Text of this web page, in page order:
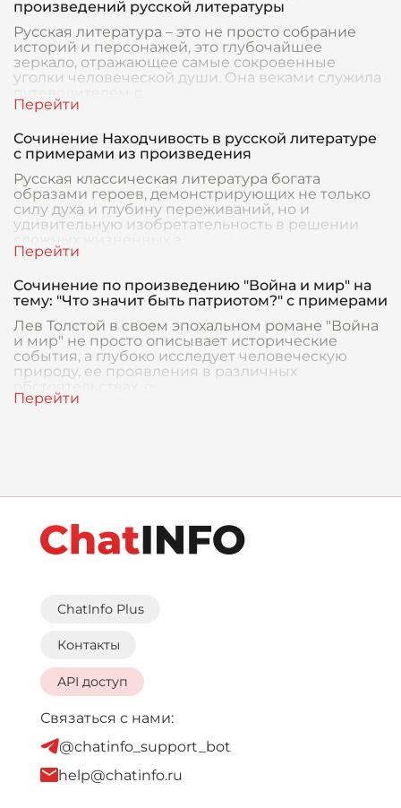
произведений русской литературы
Русская литература – это не просто собрание
историй и персонажей, это глубочайшее
зеркало, отражающее самые сокровенные
уголки человеческой души. Она веками служила
Сочинение Находчивость в русской литературе
с примерами из произведения
Русская классическая литература богата
образами героев, демонстрирующих не только
силу духа и глубину переживаний, но и
удивительную изобретательность в решении
Сочинение по произведению "Война и мир" на
тему: "Что значит быть патриотом?" с примерами
Лев Толстой в своем эпохальном романе "Война
и мир" не просто описывает исторические
события, а глубоко исследует человеческую
природу, ее проявления в различных
обстоятельствах, о
ChatInfo Plus
Контакты
API доступ
Связаться с нами:
@chatinfo_support_bot
help@chatinfo.ru